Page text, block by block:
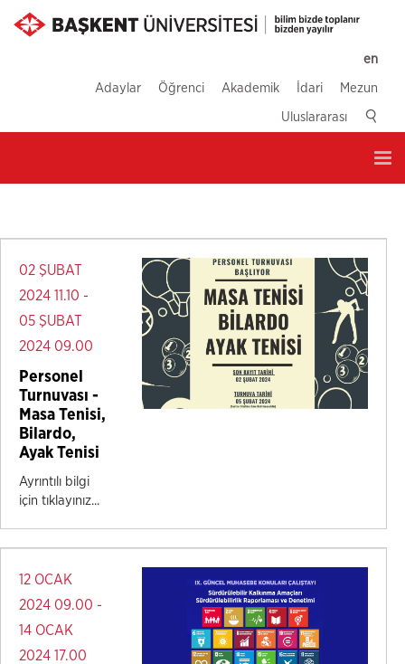
en
Adaylar Öğrenci Akademik İdari Mezun
Uluslararası
02 ŞUBAT
2024 11.10 -
05 ŞUBAT
2024 09.00
Personel
Turnuvası -
Masa Tenisi,
Bilardo,
Ayak Tenisi
Ayrıntılı bilgi
için tıklayınız...
12 OCAK
2024 09.00 -
14 OCAK
2024 17.00